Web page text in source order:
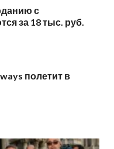
с
за 18 тыс. руб.
полетит в